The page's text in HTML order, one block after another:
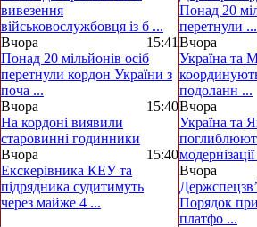
вивезення
військовослужбовця із б ...
Вчора
15:41
Понад 20 мільйонів осіб
перетнули кордон України з
поча ...
Вчора
15:40
На кордоні виявили
старовинні годинники
Вчора
15:40
Екскерівника КЕУ та
підрядника судитимуть
через майже 4 ...
Понад 20
перетнули ...
Вчора
Україна та
координують
подоланн ...
Вчора
Україна та
Вчора
Порядок
платфо ...